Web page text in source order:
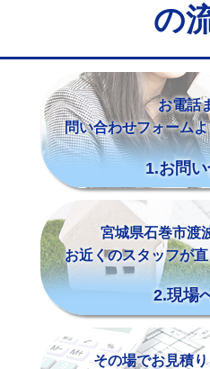
の
お電話
問い合わせフォームよ
1.お問
宮城県石巻市渡
お近くのスタッフが
2.現場
その場でお見積